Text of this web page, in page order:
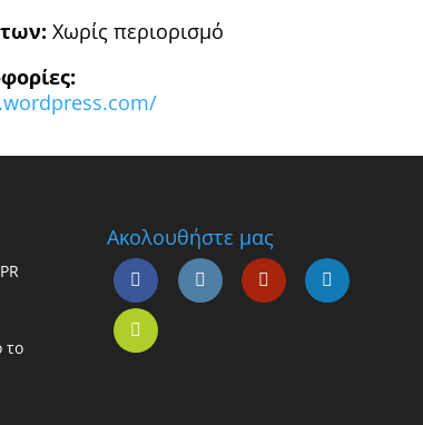
Χωρίς περιορισμό
το
Ακολουθήστε μας